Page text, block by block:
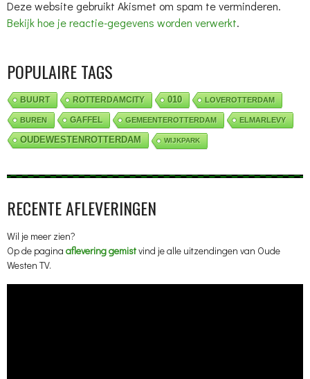
Deze website gebruikt Akismet om spam te verminderen.
Bekijk hoe je reactie-gegevens worden verwerkt.
POPULAIRE TAGS
BUURT ROTTERDAMCITY 010 LOVEROTTERDAM
BUREN GAFFEL GEMEENTEROTTERDAM ELMARLEVY
OUDEWESTENROTTERDAM WIJKPARK
RECENTE AFLEVERINGEN
Wil je meer zien?
Op de pagina aflevering gemistvind je alle uitzendingen van Oude
Westen TV.